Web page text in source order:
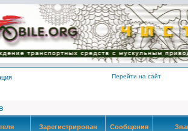
Перейти на сайт
Зарегистрирован Сообщения